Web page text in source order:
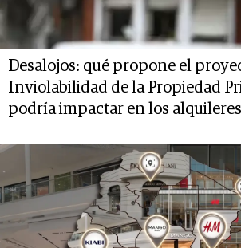
Desalojos: qué propone el
Inviolabilidad de la Propiedad
podría impactar en los alquileres